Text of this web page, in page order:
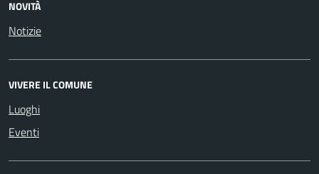
NOVITÀ
Notizie
VIVERE IL COMUNE
Luoghi
Eventi